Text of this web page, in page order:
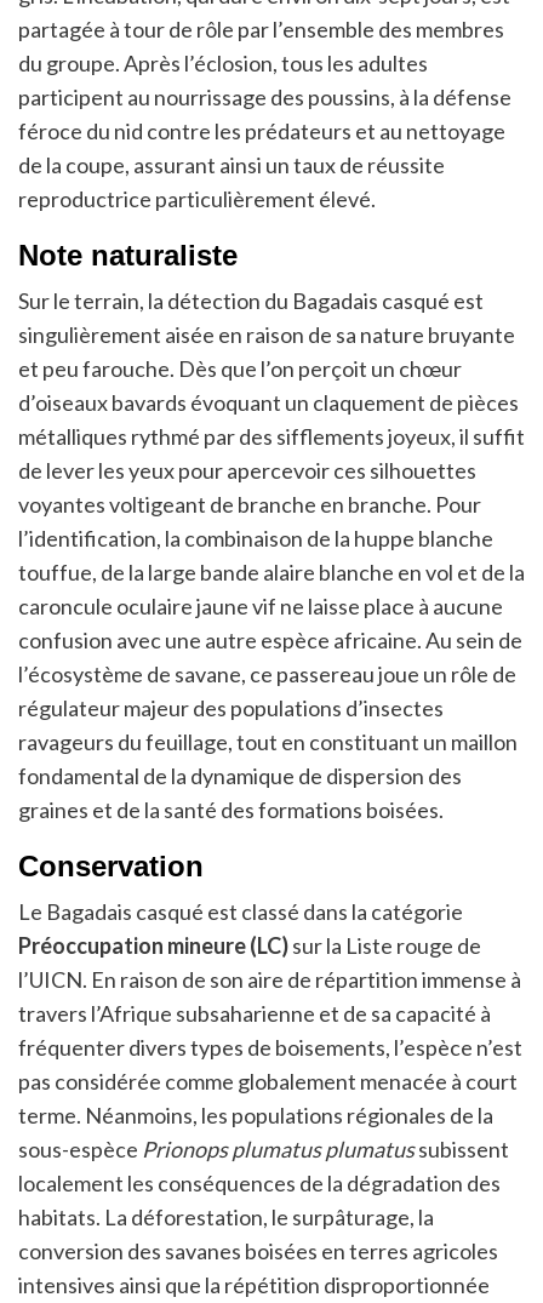
partagée à tour de rôle par l’ensemble des membres
du groupe. Après l’éclosion, tous les adultes
participent au nourrissage des poussins, à la défense
féroce du nid contre les prédateurs et au nettoyage
de la coupe, assurant ainsi un taux de réussite
reproductrice particulièrement élevé.
Note naturaliste
Sur le terrain, la détection du Bagadais casqué est
singulièrement aisée en raison de sa nature bruyante
et peu farouche. Dès que l’on perçoit un chœur
d’oiseaux bavards évoquant un claquement de pièces
métalliques rythmé par des sifflements joyeux, il suffit
de lever les yeux pour apercevoir ces silhouettes
voyantes voltigeant de branche en branche. Pour
l’identification, la combinaison de la huppe blanche
touffue, de la large bande alaire blanche en vol et de la
caroncule oculaire jaune vif ne laisse place à aucune
confusion avec une autre espèce africaine. Au sein de
l’écosystème de savane, ce passereau joue un rôle de
régulateur majeur des populations d’insectes
ravageurs du feuillage, tout en constituant un maillon
fondamental de la dynamique de dispersion des
graines et de la santé des formations boisées.
Conservation
Le Bagadais casqué est classé dans la catégorie
Préoccupation mineure (LC)sur la Liste rouge de
l’UICN. En raison de son aire de répartition immense à
travers l’Afrique subsaharienne et de sa capacité à
fréquenter divers types de boisements, l’espèce n’est
pas considérée comme globalement menacée à court
terme. Néanmoins, les populations régionales de la
sous-espèce Prionops plumatus plumatussubissent
localement les conséquences de la dégradation des
habitats. La déforestation, le surpâturage, la
conversion des savanes boisées en terres agricoles
intensives ainsi que la répétition disproportionnée